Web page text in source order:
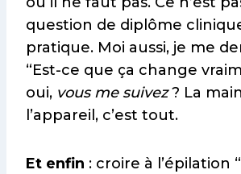
question de diplôme
pratique. Moi aussi, je me
“Est-ce que ça change
oui, vous me suivez? La
l’appareil, c’est tout.
Et enfin : croire à l’épilation